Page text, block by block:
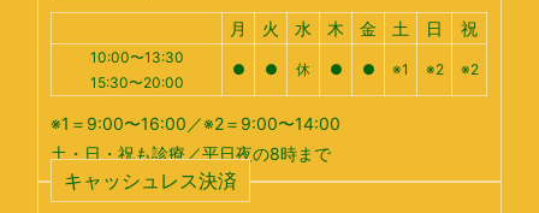
月 火 水 木 金 土 日 祝
10:00〜13:30
15:30〜20:00
● ● 休 ● ● ※1 ※2 ※2
※1＝9:00〜16:00／※2＝9:00〜14:00
土・日・祝も診療／平日夜の8時まで
キャッシュレス決済